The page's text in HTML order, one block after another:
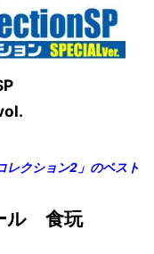
レクション2」のベスト
ル 食玩